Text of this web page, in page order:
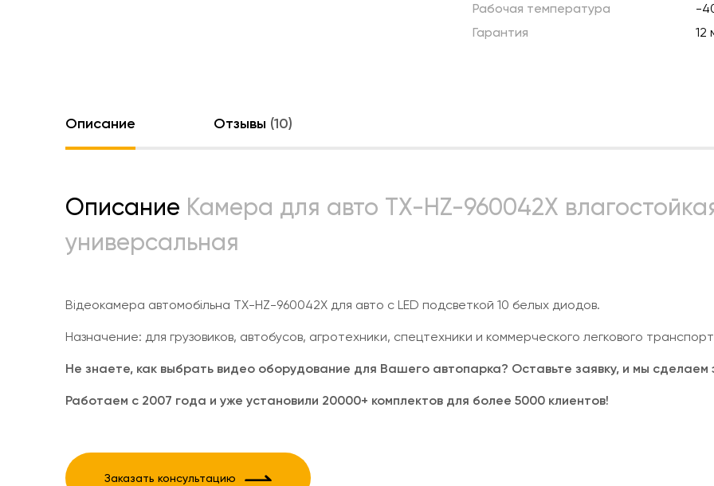
Рабочая температура
-
Гарантия
12
Описание Отзывы (10)
Описание Камера для авто TX-HZ-960042X
универсальная
Відеокамера автомобільна TX-HZ-960042X для авто с LED подсветкой 10 белых диодов.
Назначение: для грузовиков, автобусов, агротехники, спецтехники и коммерческого легкового
Не знаете, как выбрать видео оборудование для Вашего автопарка? Оставьте заявку, и мы сделаем
Работаем с 2007 года и уже установили 20000+ комплектов для более 5000 клиентов!
Заказать консультацию